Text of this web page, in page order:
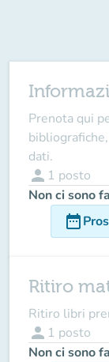
Prenota qui
dati.
person 1 posto
Non ci sono
date_range
Ritiro
Ritiro libri
person 1 posto
Non ci sono